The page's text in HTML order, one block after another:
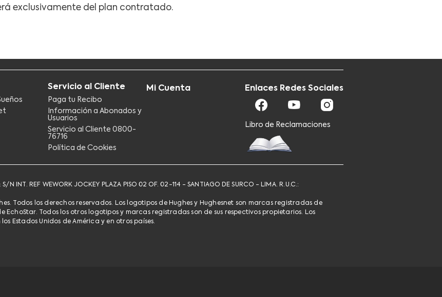
exclusivamente del plan contratado.
Servicio al Cliente
Paga tu Recibo
Información a Abonados y
Usuarios
Servicio al Cliente 0800-
76716​
Política de Cookies
Mi Cuenta Enlaces Redes Sociales
Libro de Reclamaciones
S/N INT. REF WEWORK JOCKEY PLAZA PISO 02 OF. 02-114 - SANTIAGO DE SURCO - LIMA. R.U.C.:
Todos los derechos reservados. Los logotipos de Hughes y Hughesnet son marcas registradas de
EchoStar. Todos los otros logotipos y marcas registradas son de sus respectivos propietarios. Los
Estados Unidos de América y en otros países.